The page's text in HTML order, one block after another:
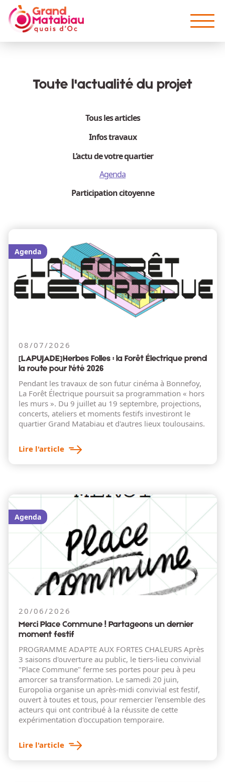
Aller au contenu principal
Toute l'actualité du projet
Tous les articles
Infos travaux
L’actu de votre quartier
Agenda
Participation citoyenne
Agenda
08/07/2026
[LAPUJADE] Herbes Folles : la Forêt Électrique prend
la route pour l'été 2026
Pendant les travaux de son futur cinéma à Bonnefoy,
La Forêt Électrique poursuit sa programmation « hors
les murs ». Du 9 juillet au 19 septembre, projections,
concerts, ateliers et moments festifs investiront le
quartier Grand Matabiau et d'autres lieux toulousains.
Lire l'article
Agenda
20/06/2026
Merci Place Commune ! Partageons un dernier
moment festif
PROGRAMME ADAPTE AUX FORTES CHALEURS Après
3 saisons d'ouverture au public, le tiers-lieu convivial
"Place Commune" ferme ses portes pour peu à peu
amorcer sa transformation. Le samedi 20 juin,
Europolia organise un après-midi convivial est festif,
ouvert à toutes et tous, pour remercier l'ensemble des
acteurs qui ont contribué à la réussite de cette
expérimentation d'occupation temporaire.
Lire l'article